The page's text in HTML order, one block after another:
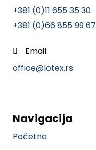
+381 (0)11 655 35 30
+381 (0)66 855 99 67
Email:
office@lotex.rs
Navigacija
Početna